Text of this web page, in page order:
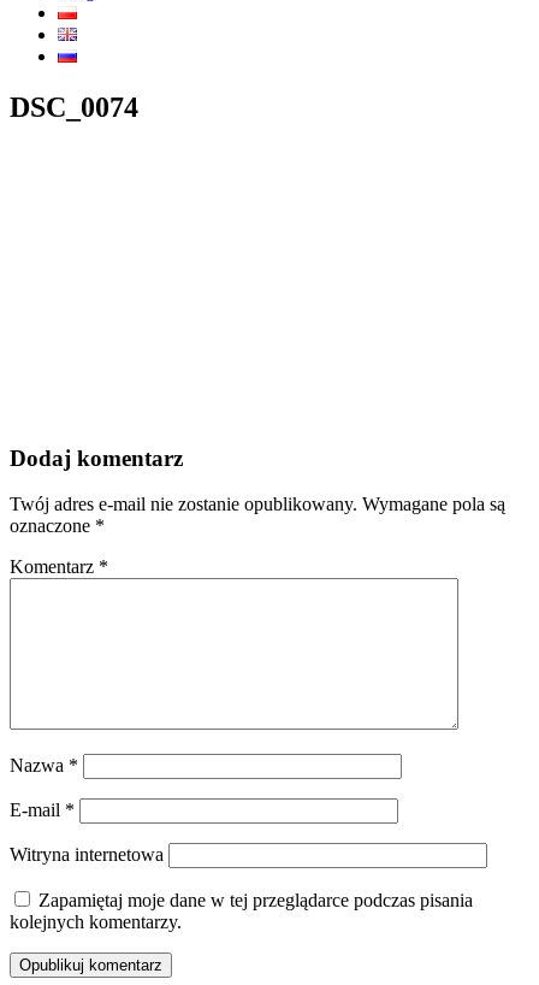
DSC_0074
Dodaj komentarz
Twój adres e-mail nie zostanie opublikowany. Wymagane pola są
oznaczone *
Komentarz *
Nazwa *
E-mail *
Witryna internetowa
Zapamiętaj moje dane w tej przeglądarce podczas pisania
kolejnych komentarzy.